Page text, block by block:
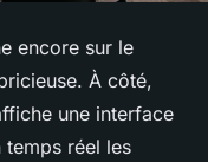
encore sur le
À côté,
une interface
réel les